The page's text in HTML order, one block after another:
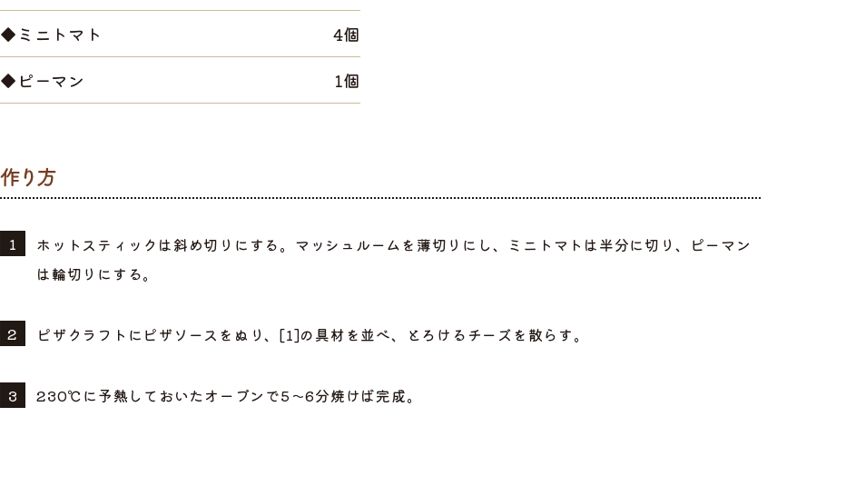
◆ミニトマト
4個
◆ピーマン
1個
ホットスティックは斜め切りにする。マッシュルームを薄切りにし、ミニトマトは半分に切り、ピーマン
は輪切りにする。
ピザクラフトにピザソースをぬり、[1]の具材を並べ、とろけるチーズを散らす。
230℃に予熱しておいたオーブンで5〜6分焼けば完成。